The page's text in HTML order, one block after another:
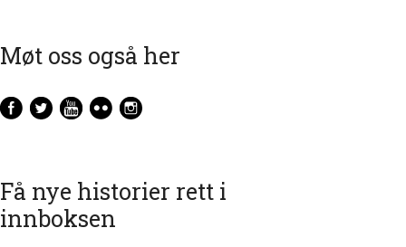
Møt oss også her
Få nye historier rett i
innboksen